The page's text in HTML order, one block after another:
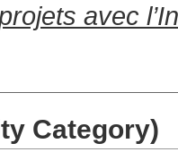
avec
Category)